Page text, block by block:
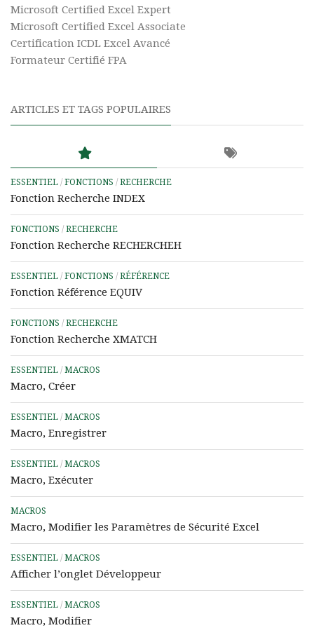
Microsoft Certified Excel Expert
Microsoft Certified Excel Associate
Certification ICDL Excel Avancé
Formateur Certifié FPA
ARTICLES ET TAGS POPULAIRES
ESSENTIEL / FONCTIONS / RECHERCHE
Fonction Recherche INDEX
FONCTIONS / RECHERCHE
Fonction Recherche RECHERCHEH
ESSENTIEL / FONCTIONS / RÉFÉRENCE
Fonction Référence EQUIV
FONCTIONS / RECHERCHE
Fonction Recherche XMATCH
ESSENTIEL / MACROS
Macro, Créer
ESSENTIEL / MACROS
Macro, Enregistrer
ESSENTIEL / MACROS
Macro, Exécuter
MACROS
Macro, Modifier les Paramètres de Sécurité Excel
ESSENTIEL / MACROS
Afficher l’onglet Développeur
ESSENTIEL / MACROS
Macro, Modifier